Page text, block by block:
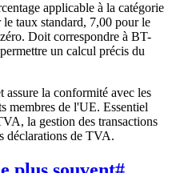
applicable à la catégorie
taux standard, 7,00 pour le
Doit correspondre à BT-
un calcul précis du
la conformité avec les
membres de l'UE. Essentiel
la gestion des transactions
déclarations de TVA.